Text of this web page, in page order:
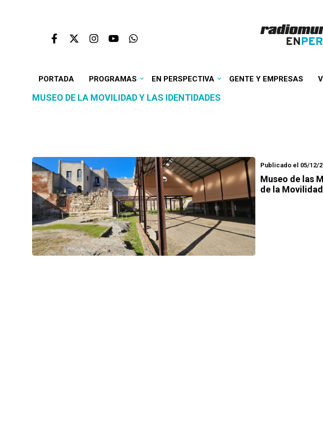
PORTADA PROGRAMAS EN PERSPECTIVA GENTE Y EMPRESAS
MUSEO DE LA MOVILIDAD Y LAS IDENTIDADES
Publicado el 05/12/
Museo de las
de la